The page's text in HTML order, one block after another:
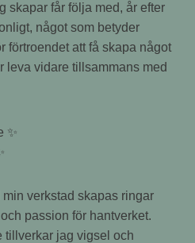
skapar får följa med, år efter
något som betyder
förtroendet att få skapa något
leva vidare tillsammans med